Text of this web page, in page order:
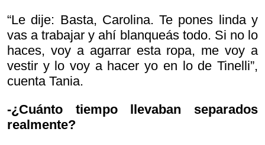
“Le dije: Basta, Carolina. Te pones linda y
vas a trabajar y ahí blanqueás todo. Si no lo
haces, voy a agarrar esta ropa, me voy a
vestir y lo voy a hacer yo en lo de Tinelli”,
cuenta Tania.
-¿Cuánto tiempo llevaban separados
realmente?